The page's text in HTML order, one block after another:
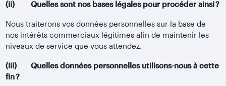
(ii) Quelles sont nos bases légales pour procéder ainsi ?
Nous traiterons vos données personnelles sur la base de
nos intérêts commerciaux légitimes afin de maintenir les
niveaux de service que vous attendez.
(iii) Quelles données personnelles utilisons-nous à cette
fin ?